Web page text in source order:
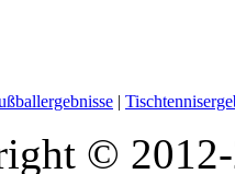
|
© 2012-